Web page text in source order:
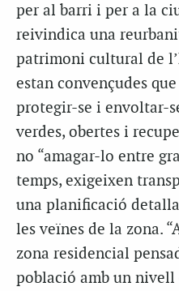
per al barri i per a la
reivindica una
patrimoni cultural de
estan convençudes
protegir-se i envoltar-
verdes, obertes i
no “amagar-lo entre
temps, exigeixen
una planificació
les veïnes de la zona.
zona residencial
població amb un